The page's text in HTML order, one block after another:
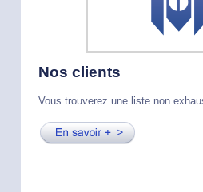
Nos clients
Vous trouverez une liste non